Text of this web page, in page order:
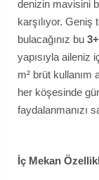
denizin mavisini
karşılıyor. Geniş
bulacağınız bu
yapısıyla aileniz
m² brüt kullanım
her köşesinde
faydalanmanızı
İç Mekan